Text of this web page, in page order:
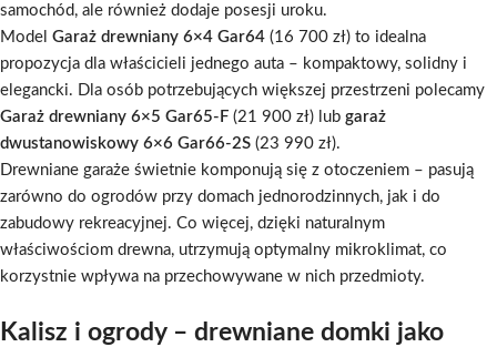
samochód, ale również dodaje posesji uroku.
Model Garaż drewniany 6×4 Gar64 (16 700 zł) to idealna
propozycja dla właścicieli jednego auta – kompaktowy, solidny i
elegancki. Dla osób potrzebujących większej przestrzeni polecamy
Garaż drewniany 6×5 Gar65-F (21 900 zł) lub garaż
dwustanowiskowy 6×6 Gar66-2S (23 990 zł).
Drewniane garaże świetnie komponują się z otoczeniem – pasują
zarówno do ogrodów przy domach jednorodzinnych, jak i do
zabudowy rekreacyjnej. Co więcej, dzięki naturalnym
właściwościom drewna, utrzymują optymalny mikroklimat, co
korzystnie wpływa na przechowywane w nich przedmioty.
Kalisz i ogrody – drewniane domki jako